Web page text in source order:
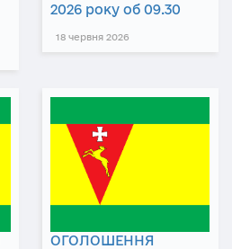
2026 року об 09.30
18 червня 2026
ОГОЛОШЕННЯ